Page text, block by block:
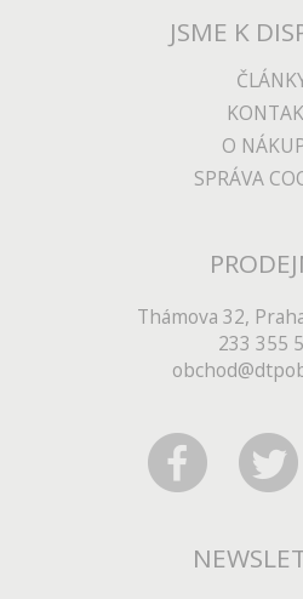
JSME K
O
SPRÁVA
Thámova 32,
233 355